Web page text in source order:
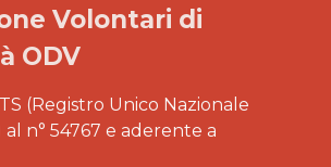
Volontari di
ODV
(Registro Unico Nazionale
n° 54767 e aderente a